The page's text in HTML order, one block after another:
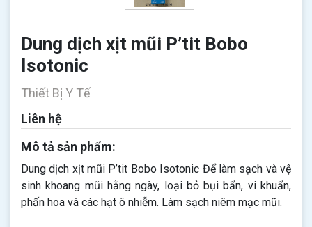
Dung dịch xịt mũi P’tit Bobo
Isotonic
Thiết Bị Y Tế
Liên hệ
Mô tả sản phẩm:
Dung dịch xịt mũi P’tit Bobo Isotonic Để làm sạch và vệ
sinh khoang mũi hằng ngày, loại bỏ bụi bẩn, vi khuẩn,
phấn hoa và các hạt ô nhiễm. Làm sạch niêm mạc mũi.